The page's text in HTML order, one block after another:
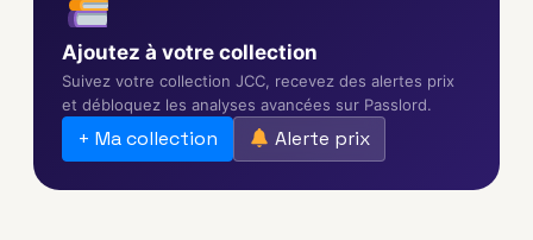
Ajoutez à votre collection
Suivez votre collection JCC, recevez des alertes prix
et débloquez les analyses avancées sur Passlord.
+ Ma collection Alerte prix